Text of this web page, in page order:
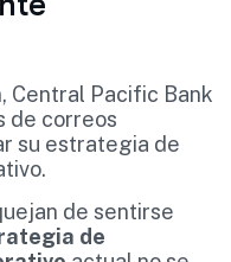
Central Pacific Bank
de correos
su estrategia de
de sentirse
de